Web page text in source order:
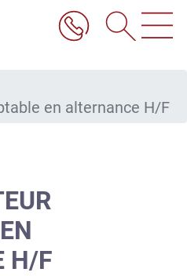
en alternance H/F
H/F